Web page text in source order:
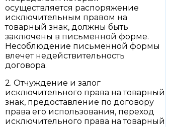
осуществляется распоряжение
исключительным правом на
товарный знак, должны быть
заключены в письменной форме.
Несоблюдение письменной формы
влечет недействительность
договора.
2. Отчуждение и залог
исключительного права на товарный
знак, предоставление по договору
права его использования, переход
исключительного права на товарный